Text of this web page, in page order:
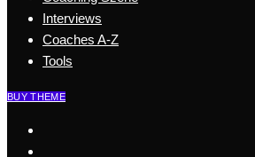
Interviews
Coaches A-Z
Tools
BUY THEME